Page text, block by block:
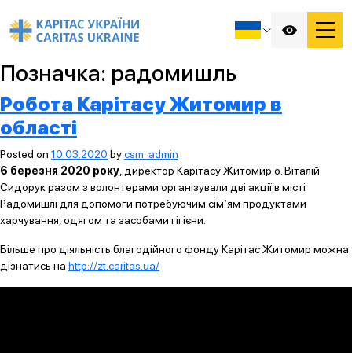
Позначка: радомишль
Робота Карітасу Житомир в
області
Posted on 10.03.2020 bycsm_admin
6 березня 2020 року , директор Карітасу Житомир о. Віталій
Сидорук разом з волонтерами організували дві акції в місті
Радомишлі для допомоги потребуючим сім’ям продуктами
харчування, одягом та засобами гігієни.
Більше про діяльність благодійного фонду Карітас Житомир можна
дізнатись на http://zt.caritas.ua/